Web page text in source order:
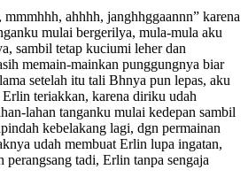
mmmhhh, ahhhh, janghhggaannn” karena
mulai bergerilya, mula-mula aku
sambil tetap kuciumi leher dan
memain-mainkan punggungnya biar
setelah itu tali Bhnya pun lepas, aku
teriakkan, karena diriku udah
lahan tanganku mulai kedepan sambil
kebelakang lagi, dgn permainan
udah membuat Erlin lupa ingatan,
perangsang tadi, Erlin tanpa sengaja